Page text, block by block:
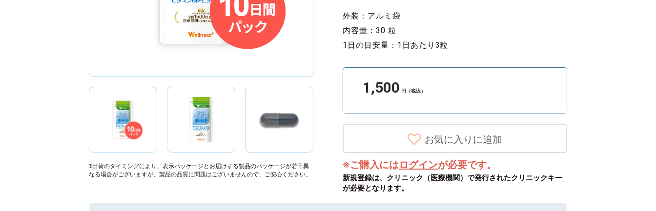
※出荷のタイミングにより、表示パッケージとお届けする製品のパッケージが若干異
なる場合がございますが、製品の品質に問題はございませんので、ご安心ください。
外装：アルミ袋
内容量：30 粒
1日の目安量：1日あたり3粒
1,500 円（税込）
※ご購入にはログインが必要です。
新規登録は、クリニック（医療機関）で発行されたクリニックキー
が必要となります。